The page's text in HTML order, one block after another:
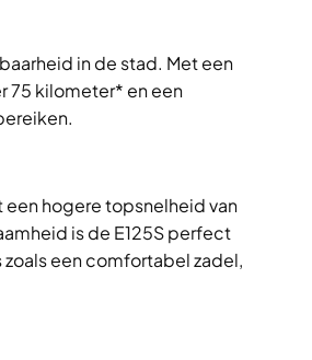
in de stad. Met een
75 kilometer* en een
hogere topsnelheid van
is de E125S perfect
een comfortabel zadel,